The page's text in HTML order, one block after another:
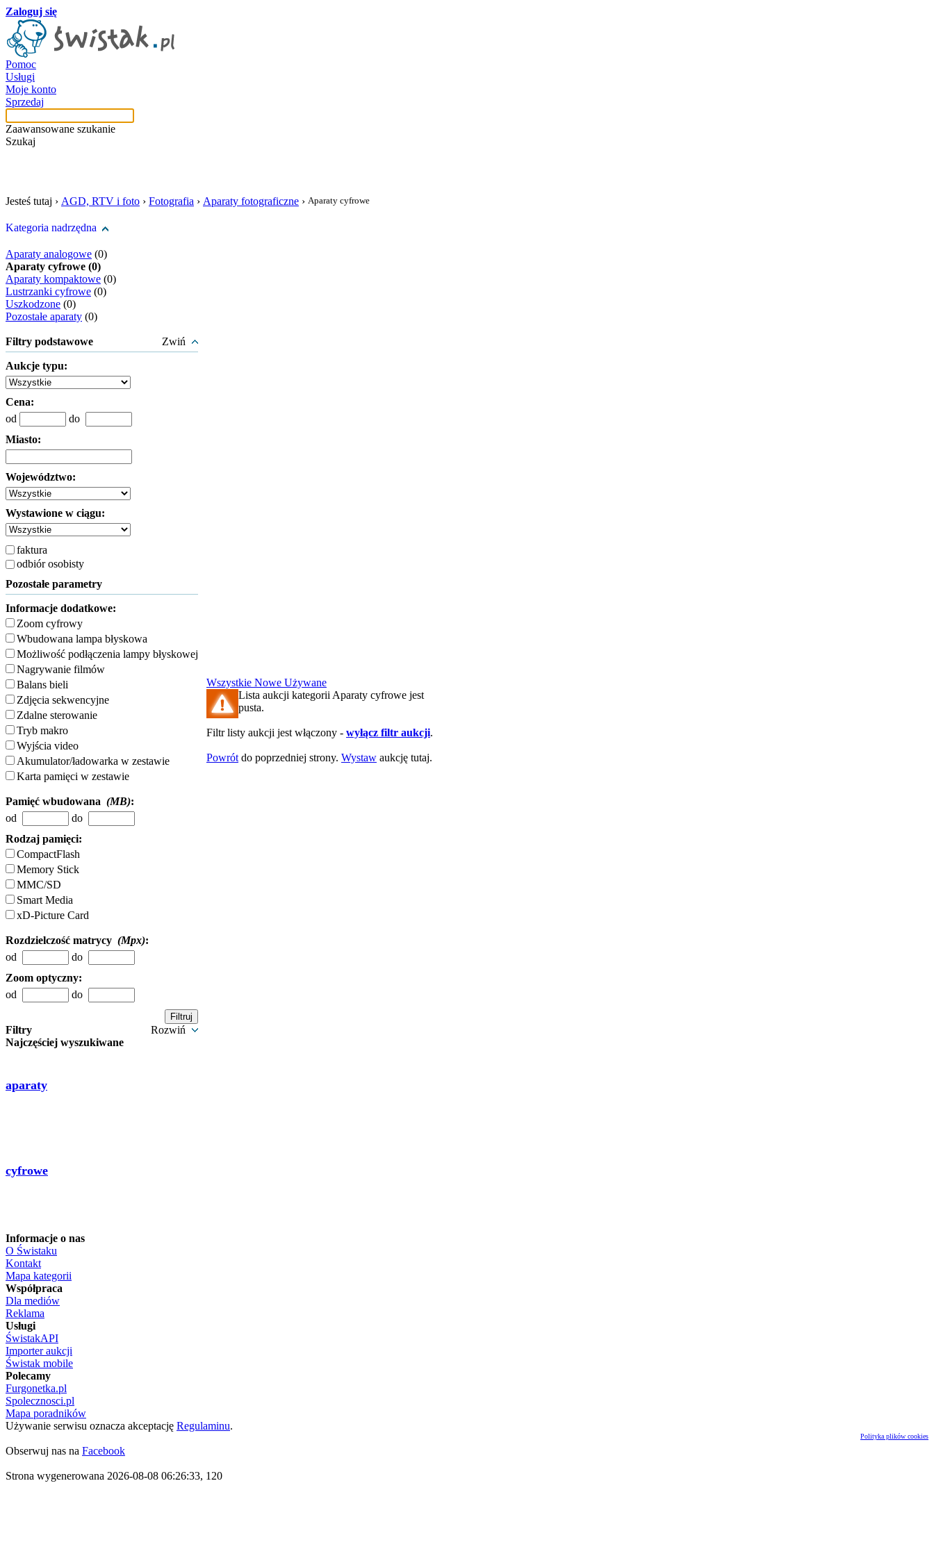
Zaloguj się
Pomoc
Usługi
Moje konto
Sprzedaj
Zaawansowane szukanie
Szukaj
Jesteś tutaj › AGD, RTV i foto › Fotografia › Aparaty fotograficzne › Aparaty cyfrowe
Kategoria nadrzędna
Aparaty analogowe (0)
Aparaty cyfrowe (0)
Aparaty kompaktowe (0)
Lustrzanki cyfrowe (0)
Uszkodzone (0)
Pozostałe aparaty (0)
Filtry podstawowe Zwiń
Aukcje typu:
Cena:
od
do
Miasto:
Województwo:
Wystawione w ciągu:
faktura
odbiór osobisty
Pozostałe parametry
Informacje dodatkowe:
Zoom cyfrowy
Wbudowana lampa błyskowa
Możliwość podłączenia lampy błyskowej
Nagrywanie filmów
Balans bieli
Zdjęcia sekwencyjne
Zdalne sterowanie
Tryb makro
Wyjścia video
Akumulator/ładowarka w zestawie
Karta pamięci w zestawie
Pamięć wbudowana (MB):
od
do
Rodzaj pamięci:
CompactFlash
Memory Stick
MMC/SD
Smart Media
xD-Picture Card
Rozdzielczość matrycy (Mpx):
od
do
Zoom optyczny:
od
do
Filtry
Rozwiń
Najczęściej wyszukiwane
aparaty
cyfrowe
Wszystkie Nowe Używane
Lista aukcji kategorii Aparaty cyfrowe jest
pusta.
Filtr listy aukcji jest włączony - wyłącz filtr aukcji.
Powrót do poprzedniej strony. Wystaw aukcję tutaj.
Informacje o nas
O Świstaku
Kontakt
Mapa kategorii
Współpraca
Dla mediów
Reklama
Usługi
ŚwistakAPI
Importer aukcji
Świstak mobile
Polecamy
Furgonetka.pl
Spolecznosci.pl
Mapa poradników
Używanie serwisu oznacza akceptację Regulaminu.
Polityka plików cookies
Obserwuj nas na Facebook
Strona wygenerowana 2026-08-08 06:26:33, 120